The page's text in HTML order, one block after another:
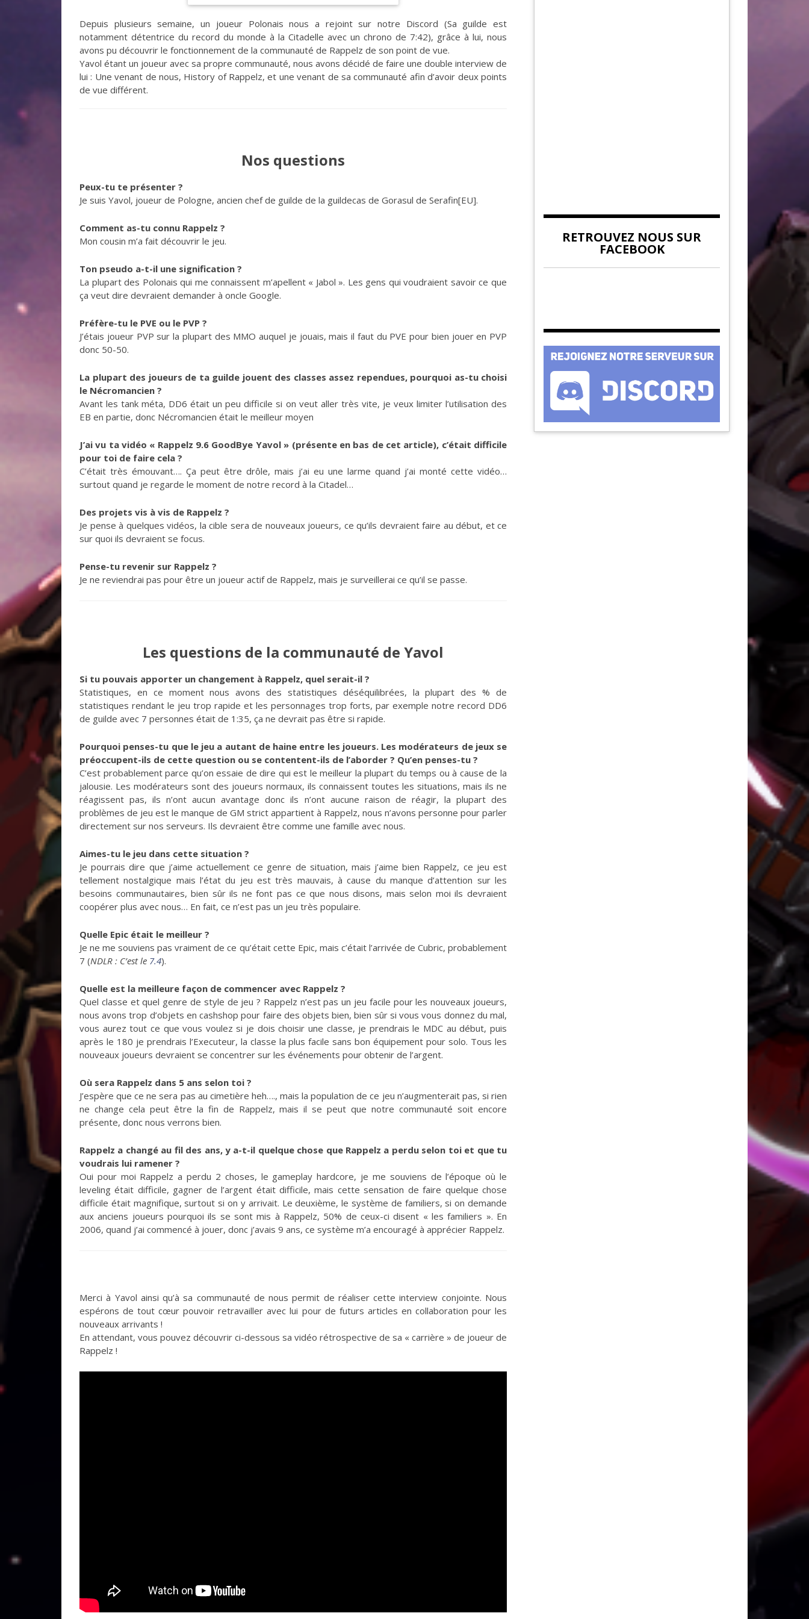
EPIC 9.3 : LE BERCEAU DE LA FORCE
EPIC 9.5 : LES ÉPREUVES DE DEVILDOM
Depuis plusieurs semaine, un joueur Polonais nous a rejoint sur notre Discord (Sa guilde est
notamment détentrice du record du monde à la Citadelle avec un chrono de 7:42), grâce à lui, nous
avons pu découvrir le fonctionnement de la communauté de Rappelz de son point de vue.
Yavol étant un joueur avec sa propre communauté, nous avons décidé de faire une double interview de
lui : Une venant de nous, History of Rappelz, et une venant de sa communauté afin d’avoir deux points
de vue différent.
Nos questions
Peux-tu te présenter ?
Je suis Yavol, joueur de Pologne, ancien chef de guilde de la guildecas de Gorasul de Serafin[EU].
Comment as-tu connu Rappelz ?
Mon cousin m’a fait découvrir le jeu.
Ton pseudo a-t-il une signification ?
La plupart des Polonais qui me connaissent m’apellent « Jabol ». Les gens qui voudraient savoir ce que
ça veut dire devraient demander à oncle Google.
Préfère-tu le PVE ou le PVP ?
J’étais joueur PVP sur la plupart des MMO auquel je jouais, mais il faut du PVE pour bien jouer en PVP
donc 50-50.
La plupart des joueurs de ta guilde jouent des classes assez rependues, pourquoi as-tu choisi
le Nécromancien ?
Avant les tank méta, DD6 était un peu difficile si on veut aller très vite, je veux limiter l’utilisation des
EB en partie, donc Nécromancien était le meilleur moyen
J’ai vu ta vidéo « Rappelz 9.6 GoodBye Yavol » (présente en bas de cet article), c’était difficile
pour toi de faire cela ?
C’était très émouvant…. Ça peut être drôle, mais j’ai eu une larme quand j’ai monté cette vidéo…
surtout quand je regarde le moment de notre record à la Citadel…
Des projets vis à vis de Rappelz ?
Je pense à quelques vidéos, la cible sera de nouveaux joueurs, ce qu’ils devraient faire au début, et ce
sur quoi ils devraient se focus.
Pense-tu revenir sur Rappelz ?
Je ne reviendrai pas pour être un joueur actif de Rappelz, mais je surveillerai ce qu’il se passe.
Les questions de la communauté de Yavol
Si tu pouvais apporter un changement à Rappelz, quel serait-il ?
Statistiques, en ce moment nous avons des statistiques déséquilibrées, la plupart des % de
statistiques rendant le jeu trop rapide et les personnages trop forts, par exemple notre record DD6
de guilde avec 7 personnes était de 1:35, ça ne devrait pas être si rapide.
Pourquoi penses-tu que le jeu a autant de haine entre les joueurs. Les modérateurs de jeux se
préoccupent-ils de cette question ou se contentent-ils de l’aborder ? Qu’en penses-tu ?
C’est probablement parce qu’on essaie de dire qui est le meilleur la plupart du temps ou à cause de la
jalousie. Les modérateurs sont des joueurs normaux, ils connaissent toutes les situations, mais ils ne
réagissent pas, ils n’ont aucun avantage donc ils n’ont aucune raison de réagir, la plupart des
problèmes de jeu est le manque de GM strict appartient à Rappelz, nous n’avons personne pour parler
directement sur nos serveurs. Ils devraient être comme une famille avec nous.
Aimes-tu le jeu dans cette situation ?
Je pourrais dire que j’aime actuellement ce genre de situation, mais j’aime bien Rappelz, ce jeu est
tellement nostalgique mais l’état du jeu est très mauvais, à cause du manque d’attention sur les
besoins communautaires, bien sûr ils ne font pas ce que nous disons, mais selon moi ils devraient
coopérer plus avec nous… En fait, ce n’est pas un jeu très populaire.
Quelle Epic était le meilleur ?
Je ne me souviens pas vraiment de ce qu’était cette Epic, mais c’était l’arrivée de Cubric, probablement
7 (NDLR : C’est le 7.4).
Quelle est la meilleure façon de commencer avec Rappelz ?
Quel classe et quel genre de style de jeu ? Rappelz n’est pas un jeu facile pour les nouveaux joueurs,
nous avons trop d’objets en cashshop pour faire des objets bien, bien sûr si vous vous donnez du mal,
vous aurez tout ce que vous voulez si je dois choisir une classe, je prendrais le MDC au début, puis
après le 180 je prendrais l’Executeur, la classe la plus facile sans bon équipement pour solo. Tous les
nouveaux joueurs devraient se concentrer sur les événements pour obtenir de l’argent.
Où sera Rappelz dans 5 ans selon toi ?
J’espère que ce ne sera pas au cimetière heh…., mais la population de ce jeu n’augmenterait pas, si rien
ne change cela peut être la fin de Rappelz, mais il se peut que notre communauté soit encore
présente, donc nous verrons bien.
Rappelz a changé au fil des ans, y a-t-il quelque chose que Rappelz a perdu selon toi et que tu
voudrais lui ramener ?
Oui pour moi Rappelz a perdu 2 choses, le gameplay hardcore, je me souviens de l’époque où le
leveling était difficile, gagner de l’argent était difficile, mais cette sensation de faire quelque chose
difficile était magnifique, surtout si on y arrivait. Le deuxième, le système de familiers, si on demande
aux anciens joueurs pourquoi ils se sont mis à Rappelz, 50% de ceux-ci disent « les familiers ». En
2006, quand j’ai commencé à jouer, donc j’avais 9 ans, ce système m’a encouragé à apprécier Rappelz.
Merci à Yavol ainsi qu’à sa communauté de nous permit de réaliser cette interview conjointe. Nous
espérons de tout cœur pouvoir retravailler avec lui pour de futurs articles en collaboration pour les
nouveaux arrivants !
En attendant, vous pouvez découvrir ci-dessous sa vidéo rétrospective de sa « carrière » de joueur de
Rappelz !
RETROUVEZ NOUS SUR
FACEBOOK